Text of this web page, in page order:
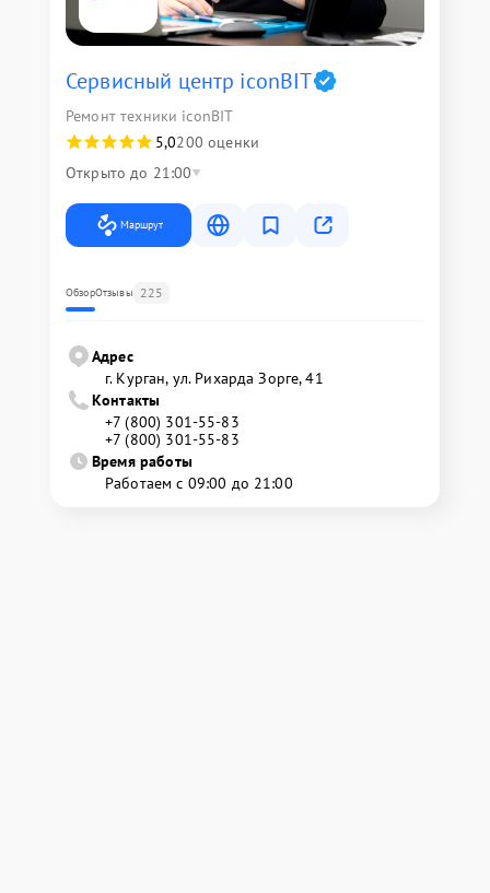
Сервисный центр iconBIT
Ремонт техники iconBIT
5,0200 оценки
Открыто до 21:00
Маршрут
ОбзорОтзывы 225
Адрес
г. Курган, ул. Рихарда Зорге, 41
Контакты
+7 (800) 301-55-83
+7 (800) 301-55-83
Время работы
Работаем с 09:00 до 21:00